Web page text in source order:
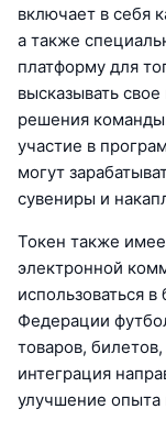
включает в себя
а также
платформу для
высказывать
решения
участие в
могут
сувениры и
Токен также
электронной
использоваться
Федерации
товаров,
интеграция
улучшение опыта